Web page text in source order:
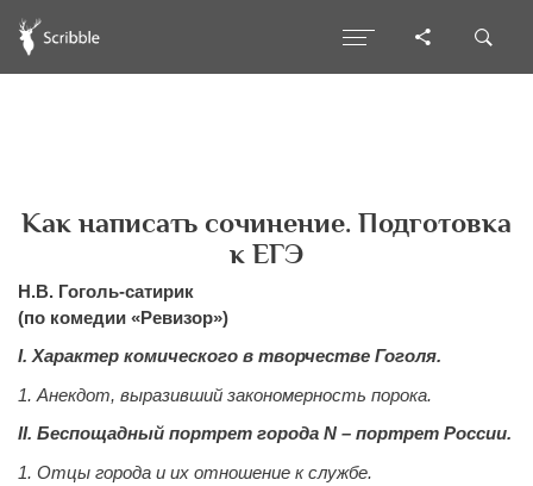
Как написать сочинение. Подготовка
к ЕГЭ
Н.В. Гоголь-сатирик
(по комедии «Ревизор»)
I. Характер комического в творчестве Гоголя.
1. Анекдот, выразивший закономерность порока.
II. Беспощадный портрет города N – портрет России.
1. Отцы города и их отношение к службе.